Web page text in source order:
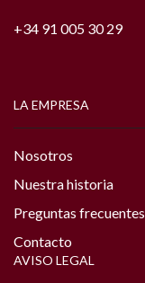
+34 91 005 30 29
LA EMPRESA
Nosotros
Nuestra historia
Preguntas frecuentes
Contacto
AVISO LEGAL